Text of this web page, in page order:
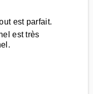
est parfait.
est très